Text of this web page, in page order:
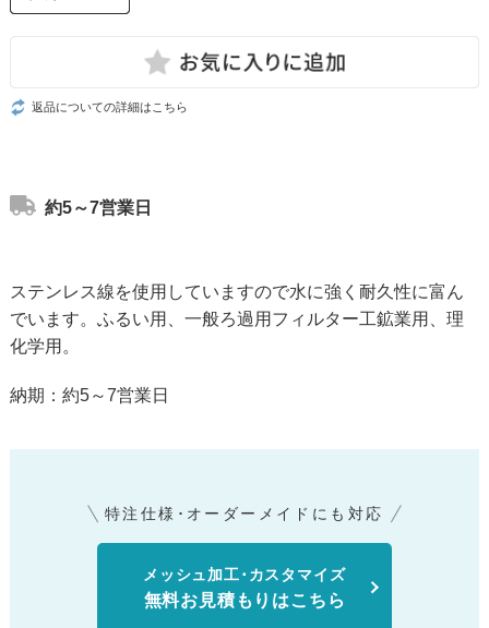
返品についての詳細はこちら
約5～7営業日
ステンレス線を使用していますので水に強く耐久性に富ん
でいます。ふるい用、一般ろ過用フィルター工鉱業用、理
化学用。
納期：約5～7営業日
メッシュ加工･カスタマイズ
無料お見積もりはこちら
特注仕様･オーダーメイドにも対応